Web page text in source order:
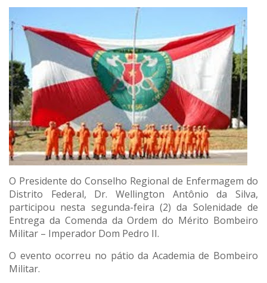
O Presidente do Conselho Regional de Enfermagem do
Distrito Federal, Dr. Wellington Antônio da Silva,
participou nesta segunda-feira (2) da Solenidade de
Entrega da Comenda da Ordem do Mérito Bombeiro
Militar – Imperador Dom Pedro II.
O evento ocorreu no pátio da Academia de Bombeiro
Militar.